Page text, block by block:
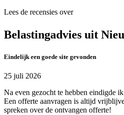
Lees de recensies over
Belastingadvies uit
Eindelijk een goede site gevonden
25 juli 2026
Na even gezocht te hebben eindigde
Een offerte aanvragen is altijd
spreken over de ontvangen offerte!